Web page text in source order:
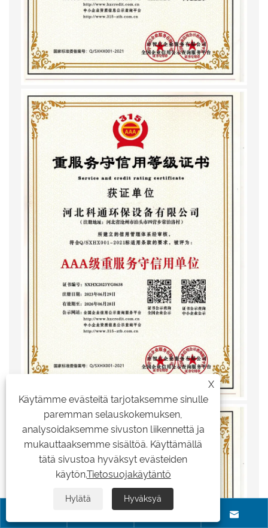
 
X
Käytämme evästeitä tarjotaksemme sinulle
paremman selauskokemuksen,
analysoidaksemme sivuston liikennettä ja
mukauttaaksemme sisältöä. Käyttämällä
tätä sivustoa hyväksyt evästeiden
käytön.Tietosuojakäytäntö
Hylätä Hyväksyä